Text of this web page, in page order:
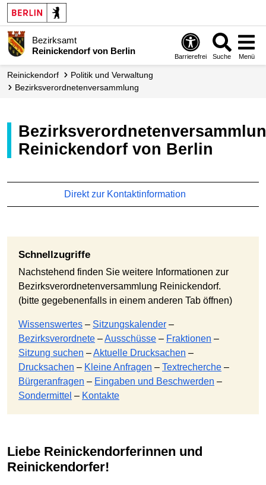
Bezirksamt
Reinickendorf von Berlin
Barrierefrei Suche Menü
Reinickendorf
Politik und Verwaltung
Bezirks­verordneten­versammlung
Bezirksverordnetenversammlung
Reinickendorf von Berlin
Direkt zur Kontaktinformation
Schnellzugriffe
Nachstehend finden Sie weitere Informationen zur
Bezirksverordnetenversammlung Reinickendorf.
(bitte gegebenenfalls in einem anderen Tab öffnen)
Wissenswertes – Sitzungskalender –
Bezirksverordnete –Ausschüsse – Fraktionen –
Sitzung suchen –Aktuelle Drucksachen –
Drucksachen – Kleine Anfragen – Textrecherche –
Bürgeranfragen – Eingaben und Beschwerden –
Sondermittel – Kontakte
Liebe Reinickendorferinnen und
Reinickendorfer!